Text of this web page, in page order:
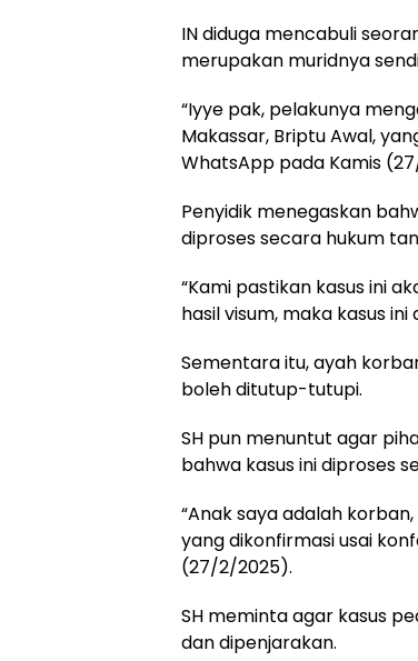
IN diduga mencabuli
merupakan muridnya
“Iyye pak, pelakunya
Makassar, Briptu Awal,
WhatsApp pada Kamis
Penyidik menegaskan
diproses secara hukum
“Kami pastikan kasus ini
hasil visum, maka kasus ini
Sementara itu, ayah
boleh ditutup-tutupi.
SH pun menuntut agar
bahwa kasus ini diproses
“Anak saya adalah
yang dikonfirmasi usai
(27/2/2025).
SH meminta agar kasus
dan dipenjarakan.